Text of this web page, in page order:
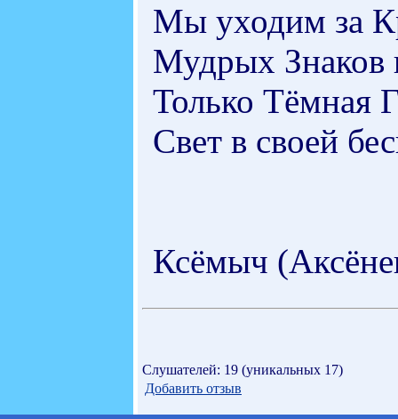
Мы уходим за
Мудрых Знаков
Только Тёмная
Свет в своей
Ксёмыч
Слушателей: 19 (уникальных 17)
Добавить отзыв